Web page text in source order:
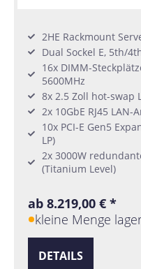
2HE Rackmount
Dual Sockel E, 5th/
16x DIMM-
5600MHz
8x 2.5 Zoll hot-swap
2x 10GbE RJ45 LAN-
10x PCI-E Gen5
LP)
2x 3000W
(Titanium Level)
ab 8.219,00 € *
kleine Menge
DETAILS